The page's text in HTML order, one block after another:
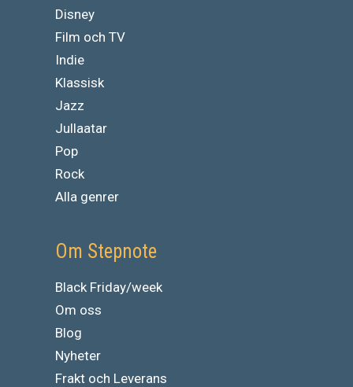
Disney
Film och TV
Indie
Klassisk
Jazz
Jullaatar
Pop
Rock
Alla genrer
Om Stepnote
Black Friday/week
Om oss
Blog
Nyheter
Frakt och Leverans